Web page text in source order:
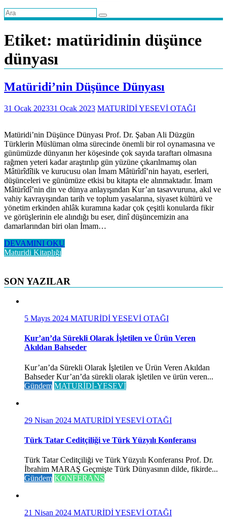
Etiket: matüridinin düşünce
dünyası
Matüridi’nin Düşünce Dünyası
31 Ocak 202331 Ocak 2023 MATURİDİ YESEVİ OTAĞI
Matüridi’nin Düşünce Dünyası Prof. Dr. Şaban Ali Düzgün
Türklerin Müslüman olma sürecinde önemli bir rol oynamasına ve
günümüzde dünyanın her köşesinde çok sayıda taraftarı olmasına
rağmen yeteri kadar araştırılıp gün yüzüne çıkarılmamış olan
Mâtürîdîlik ve kurucusu olan İmam Mâtürîdî’nin hayatı, eserleri,
düşünceleri ve günümüze etkisi bu kitapta ele alınmaktadır. İmam
Mâtürîdî’nin din ve dünya anlayışından Kur’an tasavvuruna, akıl ve
vahiy kavrayışından tarih ve toplum yasalarına, siyaset kültürü ve
yönetim erkinden ahlâk kuramına kadar çok çeşitli konularda fikir
ve görüşlerinin ele alındığı bu eser, dinî düşüncemizin ana
damarlarından biri olan İmam…
DEVAMINI OKU
Maturidi Kitaplığı
SON YAZILAR
5 Mayıs 2024 MATURİDİ YESEVİ OTAĞI
Kur’an’da Sürekli Olarak İşletilen ve Ürün Veren
Akıldan Bahseder
Kur’an’da Sürekli Olarak İşletilen ve Ürün Veren Akıldan
Bahseder Kur’an’da sürekli olarak işletilen ve ürün veren...
Gündem MATURİDİ-YESEVİ
29 Nisan 2024 MATURİDİ YESEVİ OTAĞI
Türk Tatar Ceditçiliği ve Türk Yüzyılı Konferansı
Türk Tatar Ceditçiliği ve Türk Yüzyılı Konferansı Prof. Dr.
İbrahim MARAŞ Geçmişte Türk Dünyasının dilde, fikirde...
Gündem KONFERANS
21 Nisan 2024 MATURİDİ YESEVİ OTAĞI